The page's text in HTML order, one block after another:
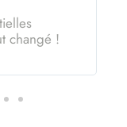
changé !